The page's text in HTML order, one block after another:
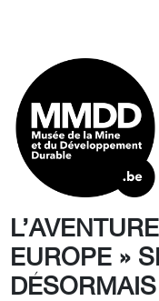
EUROPE »